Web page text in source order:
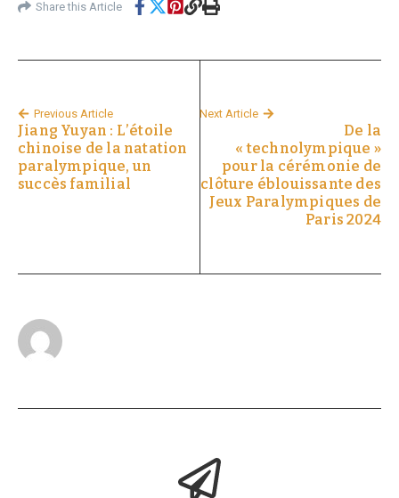
Share this Article
Previous Article
Jiang Yuyan : L’étoile
chinoise de la natation
paralympique, un
succès familial
Next Article
De la
« technolympique »
pour la cérémonie de
clôture éblouissante des
Jeux Paralympiques de
Paris 2024